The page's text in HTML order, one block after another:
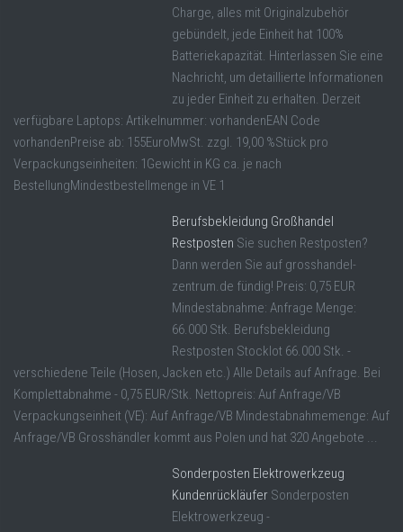
Charge, alles mit Originalzubehör
gebündelt, jede Einheit hat 100%
Batteriekapazität. Hinterlassen Sie eine
Nachricht, um detaillierte Informationen
zu jeder Einheit zu erhalten. Derzeit
verfügbare Laptops: Artikelnummer: vorhandenEAN Code
vorhandenPreise ab: 155EuroMwSt. zzgl. 19,00 %Stück pro
Verpackungseinheiten: 1Gewicht in KG ca. je nach
BestellungMindestbestellmenge in VE 1
Berufsbekleidung Großhandel
Restposten Sie suchen Restposten?
Dann werden Sie auf grosshandel-
zentrum.de fündig! Preis: 0,75 EUR
Mindestabnahme: Anfrage Menge:
66.000 Stk. Berufsbekleidung
Restposten Stocklot 66.000 Stk. -
verschiedene Teile (Hosen, Jacken etc.) Alle Details auf Anfrage. Bei
Komplettabnahme - 0,75 EUR/Stk. Nettopreis: Auf Anfrage/VB
Verpackungseinheit (VE): Auf Anfrage/VB Mindestabnahmemenge: Auf
Anfrage/VB Grosshändler kommt aus Polen und hat 320 Angebote ...
Sonderposten Elektrowerkzeug
Kundenrückläufer Sonderposten
Elektrowerkzeug -